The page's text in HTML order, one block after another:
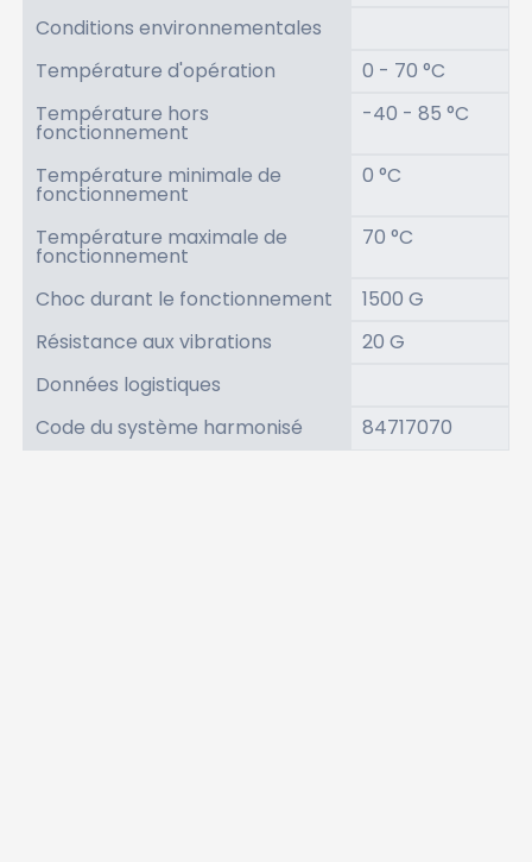
Conditions environnementales
Température d'opération
0 - 70 °C
Température hors
fonctionnement
-40 - 85 °C
Température minimale de
fonctionnement
0 °C
Température maximale de
fonctionnement
70 °C
Choc durant le fonctionnement
1500 G
Résistance aux vibrations
20 G
Données logistiques
Code du système harmonisé
84717070